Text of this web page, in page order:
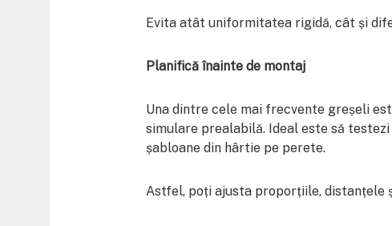
Evita atât uniformitatea rigidă, cât și
Planifică înainte de montaj
Una dintre cele mai frecvente greșeli
simulare prealabilă. Ideal este să
șabloane din hârtie pe perete.
Astfel, poți ajusta proporțiile, distanțele